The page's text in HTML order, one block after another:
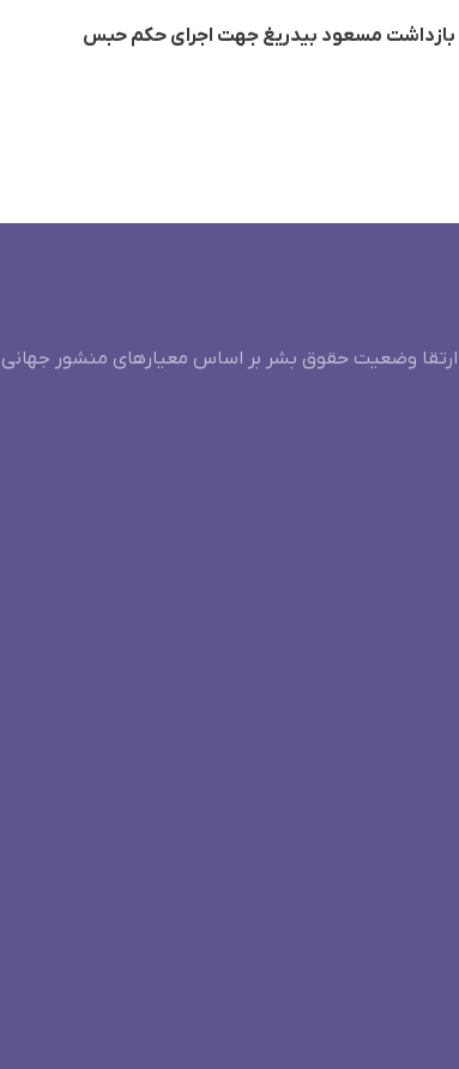
مسعود بیدریغ جهت اجرای حکم حبس
وضعیت حقوق بشر بر اساس معیارهای منشور